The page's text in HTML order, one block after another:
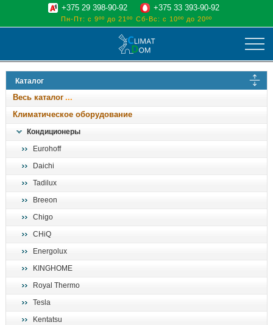
климат
отопительные котлы
водоснабжение
+375 29 398-90-92 +375 33 393-90-92
Пн-Пт: с 9ºº до 21ºº Сб-Вс: с 10ºº до 20ºº
Каталог
Весь каталог
Климатическое оборудование
Кондиционеры
Eurohoff
Daichi
Tadilux
Breeon
Chigo
CHiQ
Energolux
KINGHOME
Royal Thermo
Tesla
Kentatsu